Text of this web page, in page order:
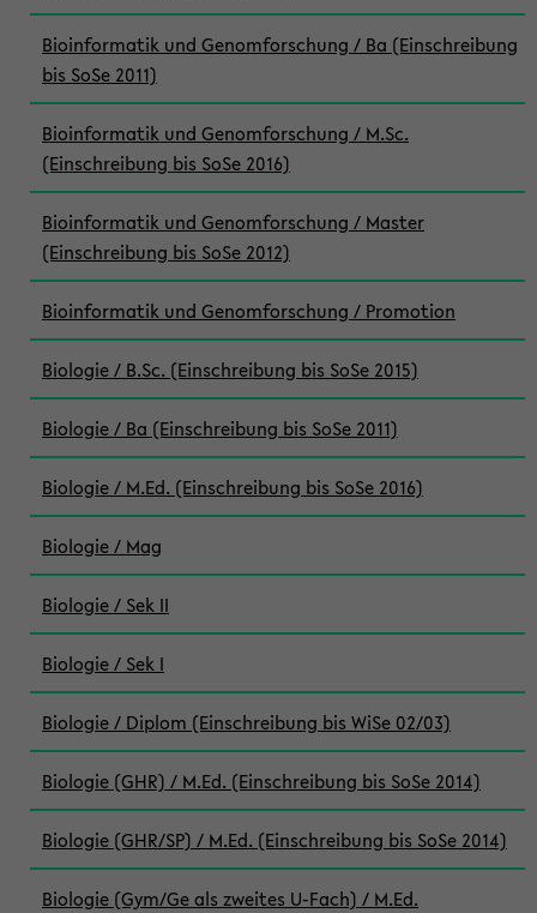
Bioinformatik und Genomforschung / Ba (Einschreibung
bis SoSe 2011)
Bioinformatik und Genomforschung / M.Sc.
(Einschreibung bis SoSe 2016)
Bioinformatik und Genomforschung / Master
(Einschreibung bis SoSe 2012)
Bioinformatik und Genomforschung / Promotion
Biologie / B.Sc. (Einschreibung bis SoSe 2015)
Biologie / Ba (Einschreibung bis SoSe 2011)
Biologie / M.Ed. (Einschreibung bis SoSe 2016)
Biologie / Mag
Biologie / Sek II
Biologie / Sek I
Biologie / Diplom (Einschreibung bis WiSe 02/03)
Biologie (GHR) / M.Ed. (Einschreibung bis SoSe 2014)
Biologie (GHR/SP) / M.Ed. (Einschreibung bis SoSe 2014)
Biologie (Gym/Ge als zweites U-Fach) / M.Ed.